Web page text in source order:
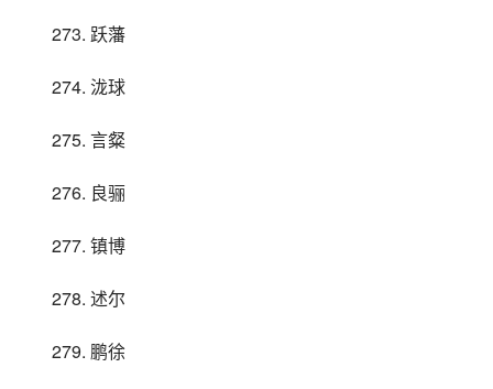
273. 跃藩
274. 泷球
275. 言粲
276. 良骊
277. 镇博
278. 述尔
279. 鹏徐